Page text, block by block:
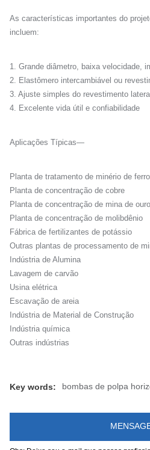
As características importantes do
incluem:
1. Grande diâmetro, baixa velocidade,
2. Elastômero intercambiável ou
3. Ajuste simples do revestimento
4. Excelente vida útil e confiabilidade
Aplicações Típicas—
Planta de tratamento de minério de ferro
Planta de concentração de cobre
Planta de concentração de mina de ouro
Planta de concentração de molibdênio
Fábrica de fertilizantes de potássio
Outras plantas de processamento de
Indústria de Alumina
Lavagem de carvão
Usina elétrica
Escavação de areia
Indústria de Material de Construção
Indústria química
Outras indústrias
Key words: bombas de polpa